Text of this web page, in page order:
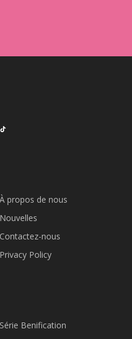
À propos de nous
Nouvelles
Contactez-nous
Privacy Policy
Série Benification